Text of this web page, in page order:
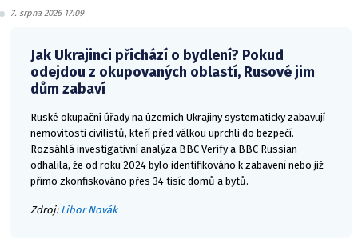
7. srpna 2026 17:09
Jak Ukrajinci přichází o bydlení? Pokud
odejdou z okupovaných oblastí, Rusové jim
dům zabaví
Ruské okupační úřady na územích Ukrajiny systematicky zabavují
nemovitosti civilistů, kteří před válkou uprchli do bezpečí.
Rozsáhlá investigativní analýza BBC Verify a BBC Russian
odhalila, že od roku 2024 bylo identifikováno k zabavení nebo již
přímo zkonfiskováno přes 34 tisíc domů a bytů.
Zdroj: Libor Novák